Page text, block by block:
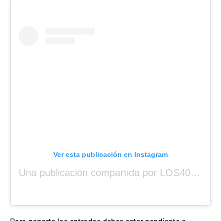
Ver esta publicación en Instagram
Una publicación compartida por LOS40 Panamá (@los40panama)